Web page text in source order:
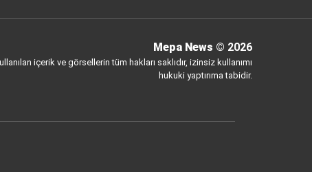
Mepa News © 2026
içerik ve görsellerin tüm hakları saklıdır, izinsiz kullanımı
hukuki yaptırıma tabidir.